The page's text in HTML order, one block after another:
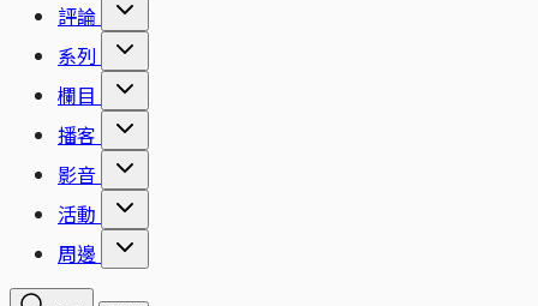
評論
系列
欄目
播客
影音
活動
周邊